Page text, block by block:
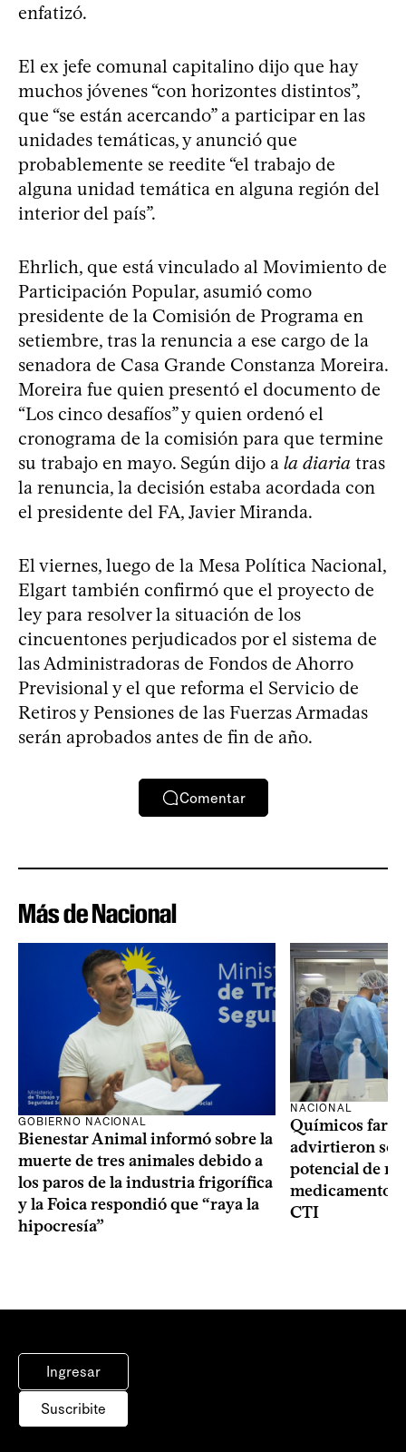
enfatizó.
El ex jefe comunal capitalino dijo que hay
muchos jóvenes “con horizontes distintos”,
que “se están acercando” a participar en las
unidades temáticas, y anunció que
probablemente se reedite “el trabajo de
alguna unidad temática en alguna región del
interior del país”.
Ehrlich, que está vinculado al Movimiento de
Participación Popular, asumió como
presidente de la Comisión de Programa en
setiembre, tras la renuncia a ese cargo de la
senadora de Casa Grande Constanza Moreira.
Moreira fue quien presentó el documento de
“Los cinco desafíos” y quien ordenó el
cronograma de la comisión para que termine
su trabajo en mayo. Según dijo a la diaria tras
la renuncia, la decisión estaba acordada con
el presidente del FA, Javier Miranda.
El viernes, luego de la Mesa Política Nacional,
Elgart también confirmó que el proyecto de
ley para resolver la situación de los
cincuentones perjudicados por el sistema de
las Administradoras de Fondos de Ahorro
Previsional y el que reforma el Servicio de
Retiros y Pensiones de las Fuerzas Armadas
serán aprobados antes de fin de año.
Comentar
Más de Nacional
GOBIERNO NACIONAL
Bienestar Animal informó sobre la
muerte de tres animales debido a
los paros de la industria frigorífica
y la Foica respondió que “raya la
hipocresía”
NACIONAL
Químicos
advirtieron
potencial de
medicamentos
CTI
Ingresar
Suscribite